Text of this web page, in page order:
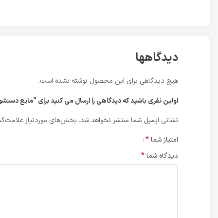
دیدگاهها
هیچ دیدگاهی برای این محصول نوشته نشده است.
اولین نفری باشید که دیدگاهی را ارسال می کنید برای “مایع
نشانی ایمیل شما منتشر نخواهد شد. بخش‌های موردنیاز
امتیاز شما*
دیدگاه شما*